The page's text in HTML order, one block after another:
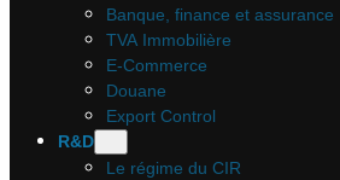
Banque, finance et assurance
TVA Immobilière
E-Commerce
Douane
Export Control
R&D
Le régime du CIR